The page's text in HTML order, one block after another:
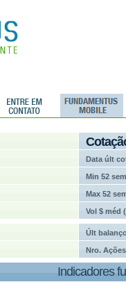
Data últ
Min 52 sem
Max 52
Vol $ méd
Últ
Nro. Ações
Indicadores